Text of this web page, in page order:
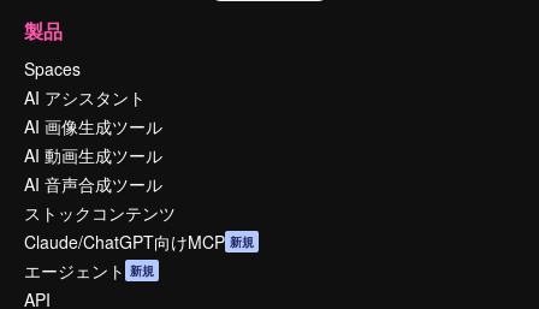
製品
Spaces
AI アシスタント
AI 画像生成ツール
AI 動画生成ツール
AI 音声合成ツール
ストックコンテンツ
Claude/ChatGPT向けMCP 新規
エージェント 新規
API